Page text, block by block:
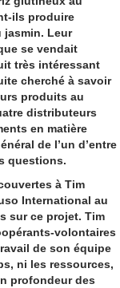
ils produire
jasmin. Leur
se vendait
très intéressant
cherché à savoir
produits au
distributeurs
en matière
de l’un d’entre
questions.
à Tim
International au
sur ce projet. Tim
volontaires
de son équipe
ni les ressources,
profondeur des